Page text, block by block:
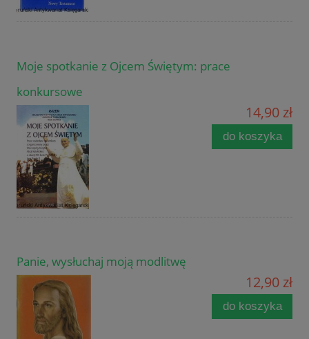
Moje spotkanie z Ojcem Świętym: prace
konkursowe
14,90 zł
do koszyka
Panie, wysłuchaj moją modlitwę
12,90 zł
do koszyka